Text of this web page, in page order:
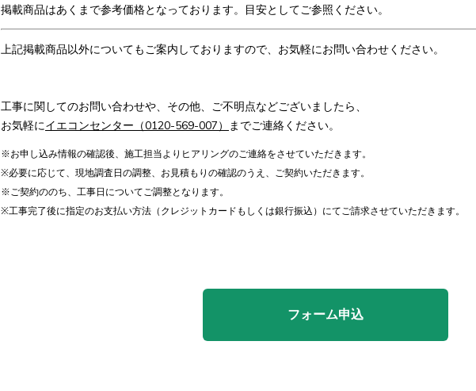
掲載商品はあくまで参考価格となっております。 目安としてご参照ください。
上記掲載商品以外についてもご案内しておりますので、お気軽にお問い合わせください。
工事に関してのお問い合わせや、その他、ご不明点などございましたら、
お気軽にイエコンセンター（0120-569-007） までご連絡ください。
※お申し込み情報の確認後、施工担当よりヒアリングのご連絡をさせていただきます。
※必要に応じて、現地調査日の調整、お見積もりの確認のうえ、ご契約いただきます。
※ご契約ののち、工事日についてご調整となります。
※工事完了後に指定のお支払い方法（クレジットカードもしくは銀行振込）にてご請求させていただきます。
フォーム申込